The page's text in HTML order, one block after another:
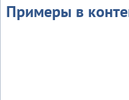
Примеры в